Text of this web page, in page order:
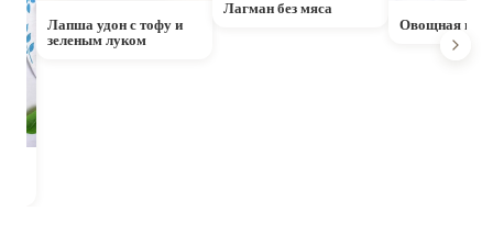
Лапша удон с тофу и
зеленым луком
Лагман без мяса
Овощная